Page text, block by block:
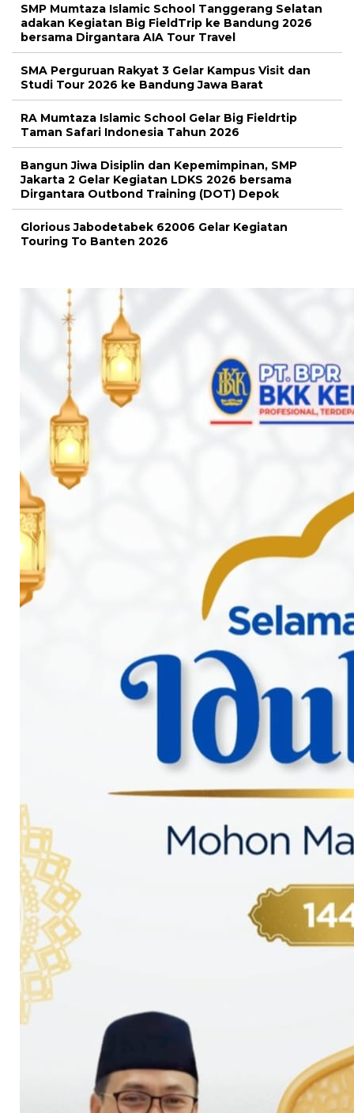
SMP Mumtaza Islamic School Tanggerang Selatan
adakan Kegiatan Big FieldTrip ke Bandung 2026
bersama Dirgantara AIA Tour Travel
SMA Perguruan Rakyat 3 Gelar Kampus Visit dan
Studi Tour 2026 ke Bandung Jawa Barat
RA Mumtaza Islamic School Gelar Big Fieldrtip
Taman Safari Indonesia Tahun 2026
Bangun Jiwa Disiplin dan Kepemimpinan, SMP
Jakarta 2 Gelar Kegiatan LDKS 2026 bersama
Dirgantara Outbond Training (DOT) Depok
Glorious Jabodetabek 62006 Gelar Kegiatan
Touring To Banten 2026